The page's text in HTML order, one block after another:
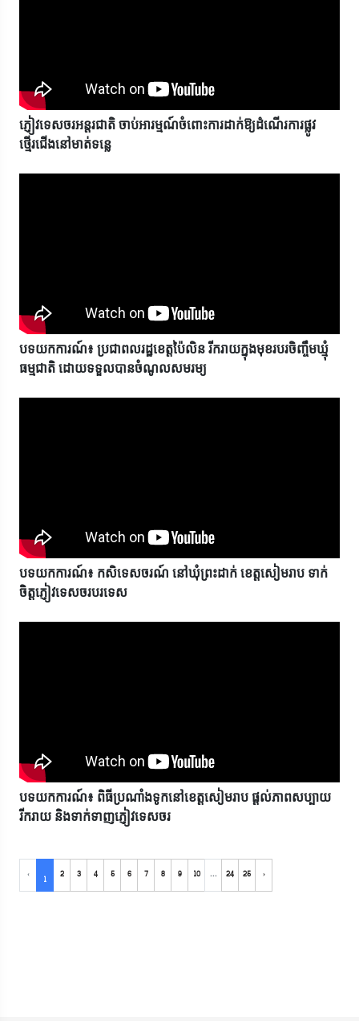
ភ្ញៀវទេសចរអន្តរជាតិ ចាប់អារម្មណ៍ចំពោះការដាក់ឱ្យដំណើរការផ្លូវ
ថ្មើរជើងនៅមាត់ទន្លេ
បទយកការណ៍៖ ប្រជាពលរដ្ឋខេត្តប៉ៃលិន រីករាយក្នុងមុខរបរចិញ្ចឹមឃ្មុំ
ធម្មជាតិ ដោយទទួលបានចំណូលសមរម្យ
បទយកការណ៍៖ កសិទេសចរណ៍ នៅឃុំព្រះដាក់ ខេត្តសៀមរាប ទាក់
ចិត្តភ្ញៀវទេសចរបរទេស
បទយកការណ៍៖ ពិធីប្រណាំងទូកនៅខេត្តសៀមរាប ផ្តល់ភាពសប្បាយ
រីករាយ និងទាក់ទាញភ្ញៀវទេសចរ
‹ 1 2 3 4 5 6 7 8 9 10 ... 24 25 ›